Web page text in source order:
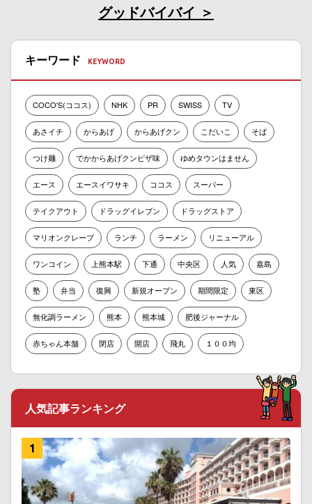
グッドバイバイ
キーワード
COCO'S(ココス) NHK PR SWISS TV
あさイチ からあげ からあげクン こだいこ そば
つけ麺 でかからあげクンピザ味 ゆめタウンはません
エース エースイワサキ ココス スーパー
テイクアウト ドラッグイレブン ドラッグストア
マリオンクレープ ランチ ラーメン リニューアル
ワンコイン 上熊本駅 下通 中央区 人気 嘉島
塾 弁当 復興 新規オープン 期間限定 東区
無化調ラーメン 熊本 熊本城 肥後ジャーナル
赤ちゃん本舗 閉店 開店 飛丸 １００均
人気記事ランキング